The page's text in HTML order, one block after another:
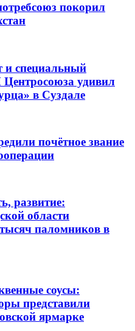
покорил
и специальный
удивил
в Суздале
почётное звание
развитие:
области
паломников в
соусы:
представили
ярмарке